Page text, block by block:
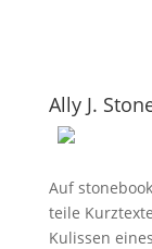
Ally J.
Auf
teile
Kulissen